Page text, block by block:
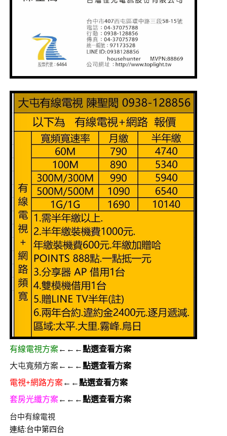
有線電視方案←←←點選查看方案
大屯寬頻方案←←←點選查看方案
電視+網路方案←←點選查看方案
套房光纖方案←←←點選查看方案
台中有線電視
連結:台中第四台